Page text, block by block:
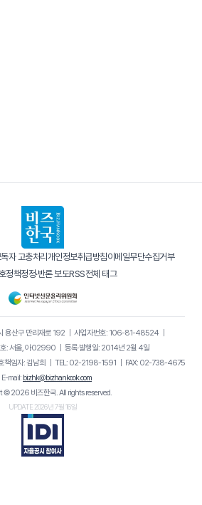
독자 고충처리 개인정보취급방침이메일무단수집거부
정책정정·반론 보도RSS전체 태그
용산구 만리재로 192｜ 사업자번호: 106-81-48524｜
호: 서울, 아02990
등록·발행일: 2014년 2월 4일
책임자: 김남희 TEL: 02-2198-1591
FAX: 02-738-4675
E-mail: bizhk@bizhankook.com
© 2026 비즈한국. All rights reserved.
UPDATE 2026년 7월 16일